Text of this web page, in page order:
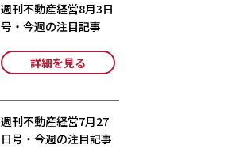
週刊不動産経営8月3日
号・今週の注目記事
詳細を見る
週刊不動産経営7月27
日号・今週の注目記事